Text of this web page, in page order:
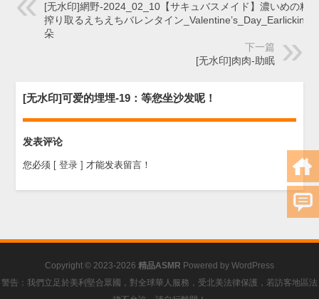
[无水印]網野-2024_02_10【サキュバスメイド】濃いめの精●
搾り取るえちえちバレンタイン_Valentine’s_Day_Earlicking
朵
下一篇
[无水印]肉肉-助眠
[无水印]可爱的埋埋-19：等您坐沙发呢！
发表评论
您必须 [ 登录 ] 才能发表留言！
Copyright © 2023-2026 精品ASMR Powered by WordPress
警告：我們立足於美利堅合眾國，對全球華人服務，受北美法律保護，若訪客地區法